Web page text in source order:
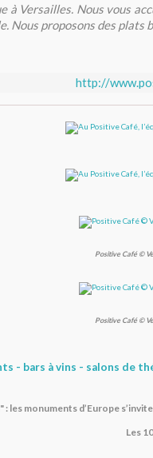
à Versailles. Nous vous
Nous proposons des plats
http://
Positive Café ©
Positive Café ©
- bars à vins - salons de
: les monuments d’Europe
Les